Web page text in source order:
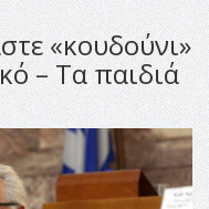
«κουδούνι»
– Τα παιδιά